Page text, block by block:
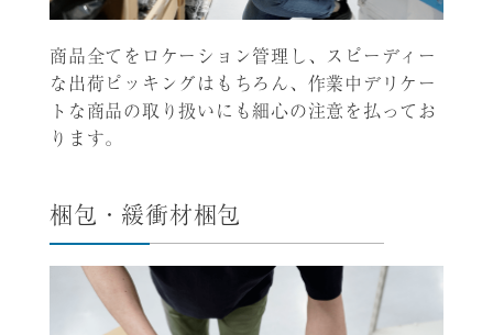
商品全てをロケーション管理し、スピーディー
な出荷ピッキングはもちろん、作業中デリケー
トな商品の取り扱いにも細心の注意を払ってお
ります。
梱包・緩衝材梱包